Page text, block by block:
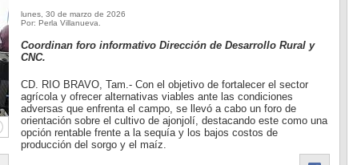
lunes, 30 de marzo de 2026
Por: Perla Villanueva.
Coordinan foro informativo Dirección de Desarrollo Rural y
CNC.
CD. RIO BRAVO, Tam.- Con el objetivo de fortalecer el sector
agrícola y ofrecer alternativas viables ante las condiciones
adversas que enfrenta el campo, se llevó a cabo un foro de
orientación sobre el cultivo de ajonjolí, destacando este como una
opción rentable frente a la sequía y los bajos costos de
producción del sorgo y el maíz.